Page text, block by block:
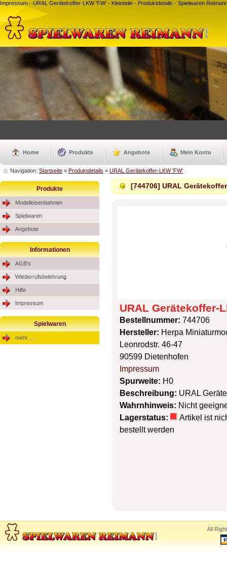
Impressum - URAL Gerätekoffer-LKW 'FW' - Kleinteile - Produktdetails - Spielwaren
Home Produkte Angebote Mein Konto
Navigation: Startseite » Produktdetails » URAL Gerätekoffer-LKW 'FW'
Produkte
Modelleisenbahnen
Spielwaren
Angebote
Informationen
AGB's
Wiederrufsbelehrung
Hilfe
Impressum
Spielwaren
mehr ...
[744706] URAL
URAL Gerätekoffer-
Bestellnummer: 744706
Hersteller: Herpa
Leonrodstr. 46-47
90599 Dietenhofen
Impressum
Spurweite: H0
Beschreibung: URAL
Wahrnhinweis: Nicht
Lagerstatus:
Artikel ist
bestellt werden
All